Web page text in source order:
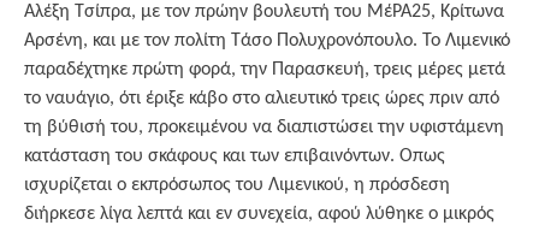
Αλέξη Τσίπρα, με τον πρώην βουλευτή του ΜέΡΑ25, Κρίτωνα
Αρσένη, και με τον πολίτη Τάσο Πολυχρονόπουλο. Το Λιμενικό
παραδέχτηκε πρώτη φορά, την Παρασκευή, τρεις μέρες μετά
το ναυάγιο, ότι έριξε κάβο στο αλιευτικό τρεις ώρες πριν από
τη βύθισή του, προκειμένου να διαπιστώσει την υφιστάμενη
κατάσταση του σκάφους και των επιβαινόντων. Οπως
ισχυρίζεται ο εκπρόσωπος του Λιμενικού, η πρόσδεση
διήρκεσε λίγα λεπτά και εν συνεχεία, αφού λύθηκε ο μικρός